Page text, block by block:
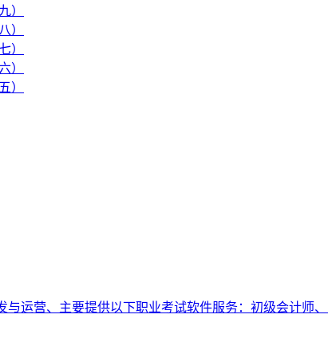
）
）
）
）
）
与运营、主要提供以下职业考试软件服务：初级会计师